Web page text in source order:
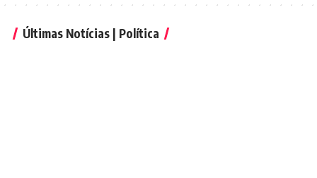
Últimas Notícias | Política